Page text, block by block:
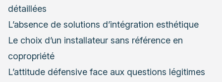
détaillées
L’absence de solutions d’intégration esthétique
Le choix d’un installateur sans référence en
copropriété
L’attitude défensive face aux questions légitimes